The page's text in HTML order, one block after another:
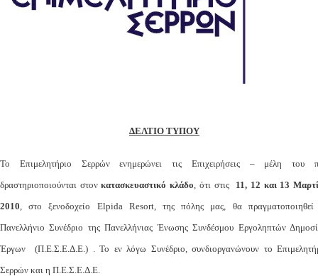
ΔΕΛΤΙΟ ΤΥΠΟΥ
Το Επιμελητήριο Σερρών ενημερώνει τις Επιχειρήσεις – μέλη του
δραστηριοποιούνται στονκατασκευαστικό κλάδο, ότι στις 11, 12 και 13
2010, στο ξενοδοχείο Elpida Resort, της πόλης μας, θα πραγματοποιηθεί
Πανελλήνιο Συνέδριο της Πανελλήνιας Ένωσης Συνδέσμου Εργοληπτών
Έργων (Π.Ε.Σ.Ε.Δ.Ε.) . Το εν λόγω Συνέδριο, συνδιοργανώνουν το
Σερρών και η Π.Ε.Σ.Ε.Δ.Ε.